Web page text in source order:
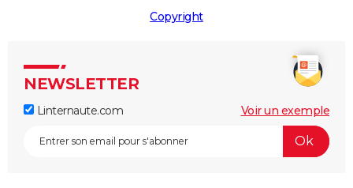
Copyright
NEWSLETTER
Linternaute.com Voir un exemple